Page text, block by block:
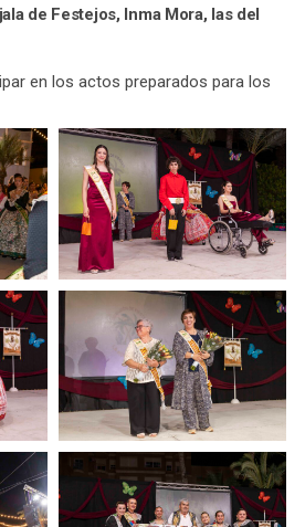
de Festejos, Inma Mora, las del
en los actos preparados para los